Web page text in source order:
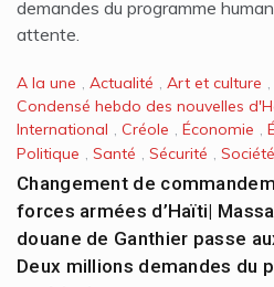
A la une Actualité Art et culture
Condensé hebdo des nouvelles
International , Créole , Économie ,
Politique , Santé , Sécurité , Société
Changement de
forces armées d’Haïti|
douane de Ganthier passe
Deux millions demandes du